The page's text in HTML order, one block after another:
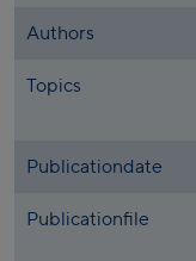
Authors
Topics
Publicationdate
Publicationfile